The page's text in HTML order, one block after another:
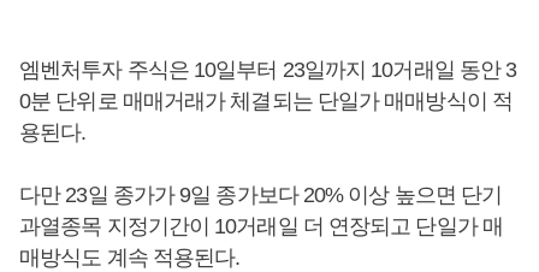
엠벤처투자 주식은 10일부터 23일까지 10거래일 동안 3
0분 단위로 매매거래가 체결되는 단일가 매매방식이 적
용된다.
다만 23일 종가가 9일 종가보다 20% 이상 높으면 단기
과열종목 지정기간이 10거래일 더 연장되고 단일가 매
매방식도 계속 적용된다.